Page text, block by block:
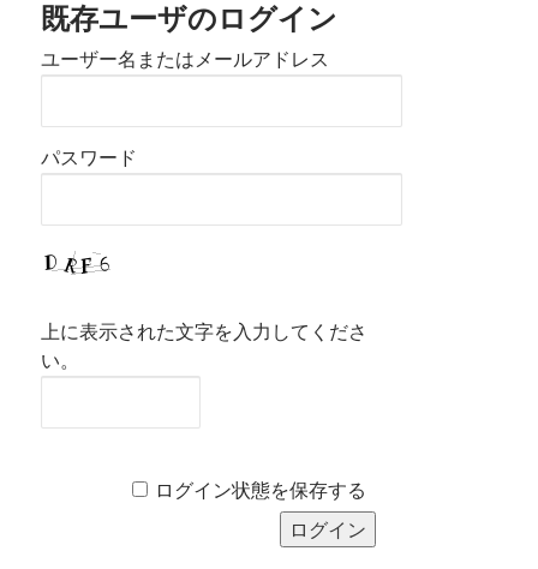
既存ユーザのログイン
ユーザー名またはメールアドレス
パスワード
上に表示された文字を入力してくださ
い。
ログイン状態を保存する